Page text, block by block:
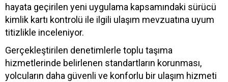
hayata geçirilen yeni uygulama kapsamındaki sürücü
kimlik kartı kontrolü ile ilgili ulaşım mevzuatına uyum
titizlikle inceleniyor.
Gerçekleştirilen denetimlerle toplu taşıma
hizmetlerinde belirlenen standartların korunması,
yolcuların daha güvenli ve konforlu bir ulaşım hizmeti